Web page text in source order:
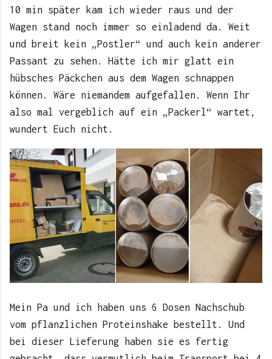
10 min später kam ich wieder raus und der
Wagen stand noch immer so einladend da. Weit
und breit kein „Postler“ und auch kein anderer
Passant zu sehen. Hätte ich mir glatt ein
hübsches Päckchen aus dem Wagen schnappen
können. Wäre niemandem aufgefallen. Wenn Ihr
also mal vergeblich auf ein „Packerl“ wartet,
wundert Euch nicht.
Mein Pa und ich haben uns 6 Dosen Nachschub
vom pflanzlichen Proteinshake bestellt. Und
bei dieser Lieferung haben sie es fertig